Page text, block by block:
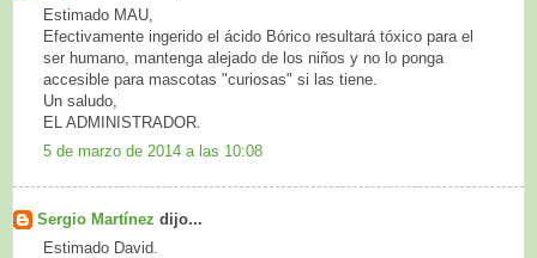
Estimado MAU,
Efectivamente ingerido el ácido Bórico resultará tóxico para el
ser humano, mantenga alejado de los niños y no lo ponga
accesible para mascotas "curiosas" si las tiene.
Un saludo,
EL ADMINISTRADOR.
5 de marzo de 2014 a las 10:08
Sergio Martínez dijo...
Estimado David.